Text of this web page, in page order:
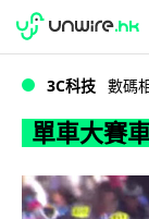
單
WWDC 2026
3C科技 數碼
單車大賽